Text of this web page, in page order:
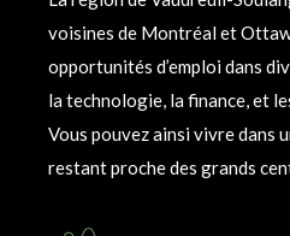
voisines de Montréal et
opportunités d’emploi dans
la technologie, la finance, et
Vous pouvez ainsi vivre dans
restant proche des grands